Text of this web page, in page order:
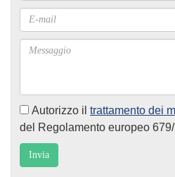
Autorizzo il trattamento dei
del Regolamento europeo